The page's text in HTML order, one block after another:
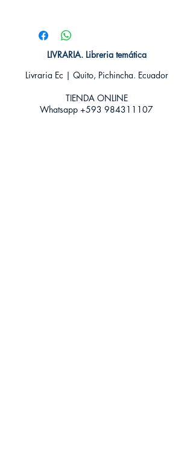
Editorial: MONTENA
Idioma: Castellano
Encuadernación: Tapa blanda
Categoría: Novela Juvenil - Fantasía y
Tamaño: Grande
LIVRARIA. Libreria temática
Livraria Ec | Quito, Pichincha. Ecuador
TIENDA ONLINE​
Whatsapp +593 984311107